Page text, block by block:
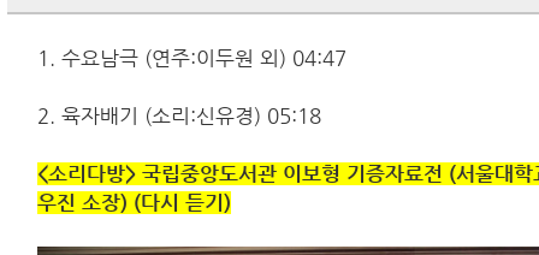
1. 수요남극 (연주:이두원 외) 04:47
2. 육자배기 (소리:신유경) 05:18
<소리다방> 국립중앙도서관 이보형 기증자료전 (서울대
우진 소장) (다시 듣기)